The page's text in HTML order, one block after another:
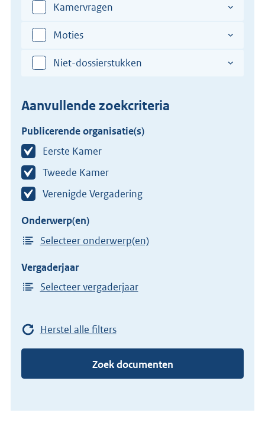
Kamervragen
Moties
Niet-dossierstukken
Aanvullende zoekcriteria
Publicerende organisatie(s)
Eerste Kamer
Tweede Kamer
Verenigde Vergadering
Onderwerp(en)
Selecteer onderwerp(en)
Vergaderjaar
Selecteer vergaderjaar
Herstel alle filters
Zoek documenten